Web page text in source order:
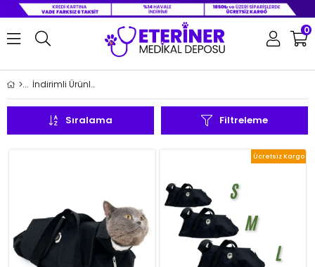
0
İndirimli Ürünler
Filtreleme
Sıralama
Ücretsiz Kargo